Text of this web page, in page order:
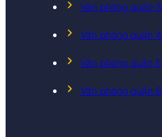
Văn phòng quận 3
Văn phòng quận 4
Văn phòng quận 5
Văn phòng quận 6